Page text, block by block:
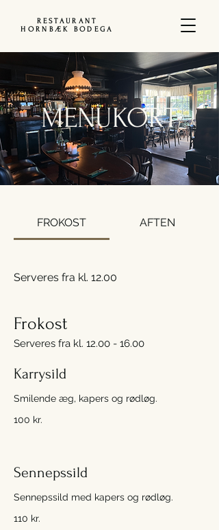
RESTAURANT
HORNBÆK BODEGA
MENUKORT
FROKOST AFTEN
Serveres fra kl. 12.00
Frokost
Serveres fra kl. 12.00 - 16.00
Karrysild
Smilende æg, kapers og rødløg.
100 kr.
Sennepssild
Sennepssild med kapers og rødløg.
110 kr.